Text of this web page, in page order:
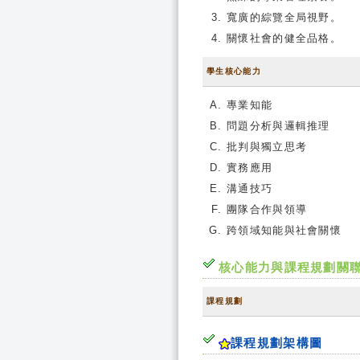
寬廣的綜覽全局視野。
關懷社會的健全品格。
學生核心能力
專業知能
問題分析與邏輯推理
批判與獨立思考
實務應用
溝通技巧
團隊合作與領導
跨領域知能與社會關懷
核心能力與課程規劃關
課程規劃
課程規劃架構圖